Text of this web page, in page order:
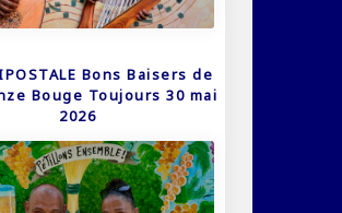
Bons Baisers de
Bouge Toujours 30 mai
2026